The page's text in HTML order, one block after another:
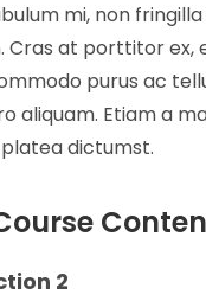
mi, non
Cras at porttitor ex,
purus ac
aliquam. Etiam a
dictumst.
2